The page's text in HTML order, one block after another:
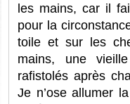
les mains, car il
pour la
toile et sur les
mains, une
rafistolés après
Je n’ose allumer